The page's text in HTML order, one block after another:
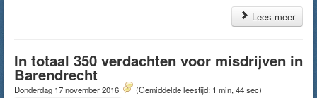
Lees meer
In totaal 350 verdachten voor misdrijven in
Barendrecht
Donderdag 17 november 2016 (Gemiddelde leestijd: 1 min, 44 sec)